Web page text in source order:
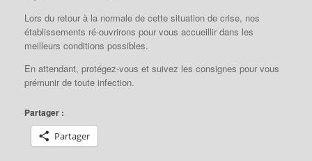
Lors du retour à la normale de cette situation de crise, nos
établissements ré-ouvrirons pour vous accueillir dans les
meilleurs conditions possibles.
En attendant, protégez-vous et suivez les consignes pour vous
prémunir de toute infection.
Partager :
Partager